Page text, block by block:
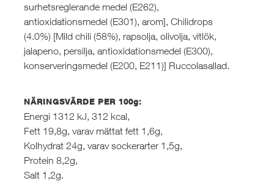
surhetsreglerande medel (E262),
antioxidationsmedel (E301), arom], Chilidrops
(4.0%) [Mild chili (58%), rapsolja, olivolja, vitlök,
jalapeno, persilja, antioxidationsmedel (E300),
konserveringsmedel (E200, E211)] Ruccolasallad.
NÄRINGSVÄRDE PER 100g:
Energi 1312 kJ, 312 kcal,
Fett 19,8g, varav mättat fett 1,6g,
Kolhydrat 24g, varav sockerarter 1,5g,
Protein 8,2g,
Salt 1,2g.